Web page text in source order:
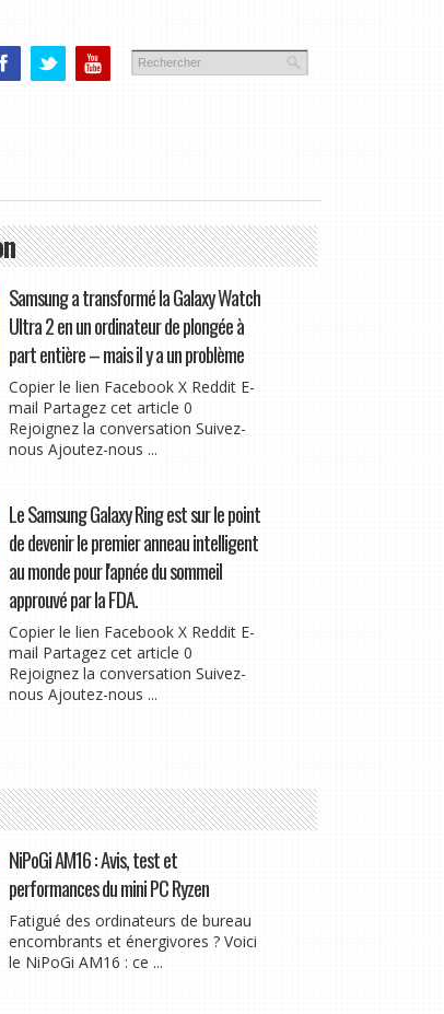
Samsung a transformé la Galaxy Watch
Ultra 2 en un ordinateur de plongée à
part entière – mais il y a un problème
Copier le lien Facebook X Reddit E-
mail Partagez cet article 0
Rejoignez la conversation Suivez-
nous Ajoutez-nous ...
Le Samsung Galaxy Ring est sur le point
de devenir le premier anneau intelligent
au monde pour l'apnée du sommeil
approuvé par la FDA.
Copier le lien Facebook X Reddit E-
mail Partagez cet article 0
Rejoignez la conversation Suivez-
nous Ajoutez-nous ...
NiPoGi AM16 : Avis, test et
performances du mini PC Ryzen
Fatigué des ordinateurs de bureau
encombrants et énergivores ? Voici
le NiPoGi AM16 : ce ...